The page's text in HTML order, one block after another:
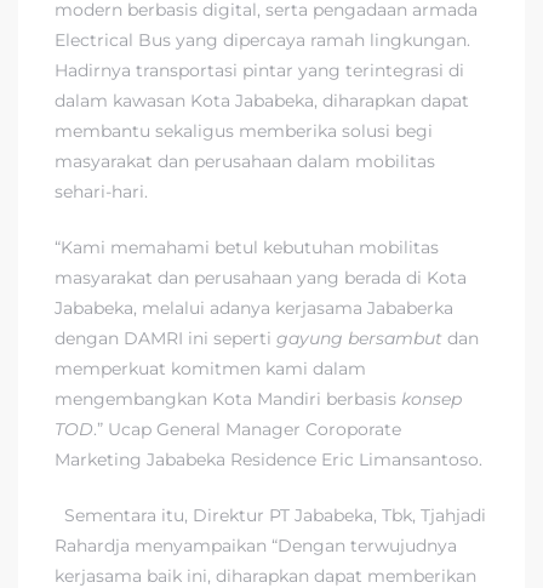
modern berbasis digital, serta pengadaan armada
Electrical Bus yang dipercaya ramah lingkungan.
Hadirnya transportasi pintar yang terintegrasi di
dalam kawasan Kota Jababeka, diharapkan dapat
membantu sekaligus memberika solusi begi
masyarakat dan perusahaan dalam mobilitas
sehari-hari.
“Kami memahami betul kebutuhan mobilitas
masyarakat dan perusahaan yang berada di Kota
Jababeka, melalui adanya kerjasama Jababerka
dengan DAMRI ini seperti gayung bersambut dan
memperkuat komitmen kami dalam
mengembangkan Kota Mandiri berbasis konsep
TOD.” Ucap General Manager Coroporate
Marketing Jababeka Residence Eric Limansantoso.
Sementara itu, Direktur PT Jababeka, Tbk, Tjahjadi
Rahardja menyampaikan “Dengan terwujudnya
kerjasama baik ini, diharapkan dapat memberikan